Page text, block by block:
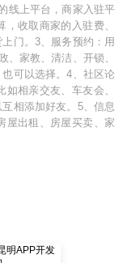
线上平台，商家入驻平
收取商家的入驻费、
门。3、服务预约：用
、家教、清洁、开锁、
可以选择。4、社区论
相亲交友、车友会、
相添加好友。5、信息
屋出租、房屋买卖、家